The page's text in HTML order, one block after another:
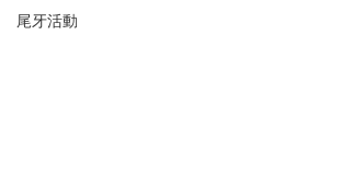
尾牙活動